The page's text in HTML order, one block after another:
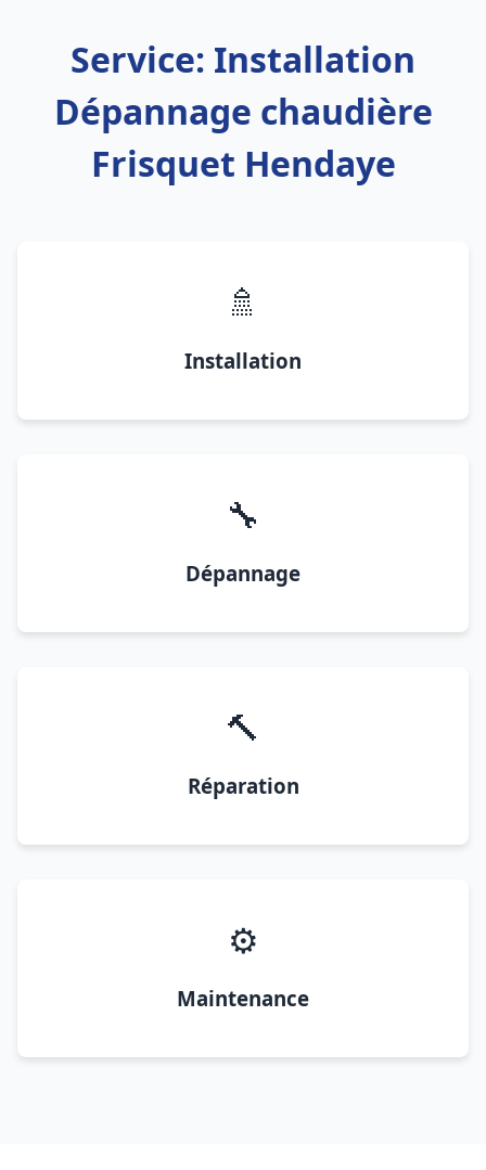
Service: Installation
Dépannage chaudière
Frisquet Hendaye
🚿
Installation
🔧
Dépannage
🔨
Réparation
⚙️
Maintenance